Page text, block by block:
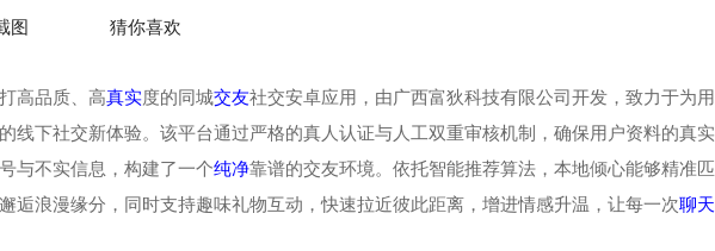
图 猜你喜欢
高品质、高真实度的同城交友社交安卓应用，由广西富狄科技有限公司开发，致力于为用
线下社交新体验。该平台通过严格的真人认证与人工双重审核机制，确保用户资料的真实
与不实信息，构建了一个纯净靠谱的交友环境。依托智能推荐算法，本地倾心能够精准匹
逅浪漫缘分，同时支持趣味礼物互动，快速拉近彼此距离，增进情感升温，让每一次聊天